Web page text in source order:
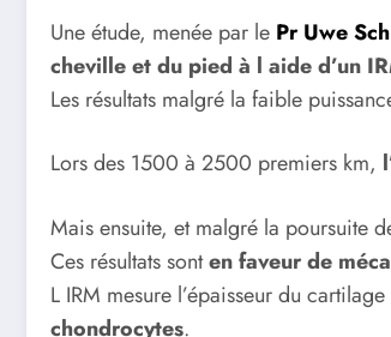
Une étude, menée par le Pr Uwe
cheville et du pied à l aide d’un
Les résultats malgré la faible
Lors des 1500 à 2500 premiers km,
Mais ensuite, et malgré la poursuite
Ces résultats sonten faveur de
L IRM mesure l’épaisseur du
chondrocytes.